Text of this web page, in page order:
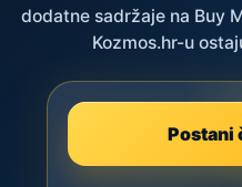
dodatne sadržaje na Buy
Kozmos.hr-u
Postani